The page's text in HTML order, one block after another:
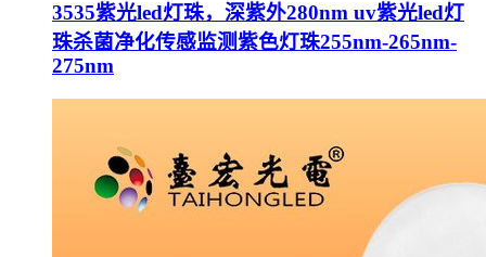
3535紫光led灯珠，深紫外280nm uv紫光led灯
珠杀菌净化传感监测紫色灯珠255nm-265nm-
275nm